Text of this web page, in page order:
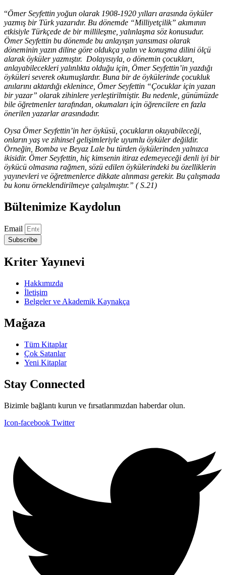
“Ömer Seyfettin yoğun olarak 1908-1920 yılları arasında öyküler
yazmış bir Türk yazarıdır. Bu dönemde “Milliyetçilik” akımının
etkisiyle Türkçede de bir millileşme, yalınlaşma söz konusudur.
Ömer Seyfettin bu dönemde bu anlayışın yansıması olarak
döneminin yazın diline göre oldukça yalın ve konuşma dilini ölçü
alarak öyküler yazmıştır. Dolayısıyla, o dönemin çocukları,
anlayabilecekleri yalınlıkta olduğu için, Ömer Seyfettin’in yazdığı
öyküleri severek okumuşlardır. Buna bir de öykülerinde çocukluk
anılarını aktardığı eklenince, Ömer Seyfettin “Çocuklar için yazan
bir yazar” olarak zihinlere yerleştirilmiştir. Bu nedenle, günümüzde
bile öğretmenler tarafından, okumaları için öğrencilere en fazla
önerilen yazarlar arasındadır.
Oysa Ömer Seyfettin’in her öyküsü, çocukların okuyabileceği,
onların yaş ve zihinsel gelişimleriyle uyumlu öyküler değildir.
Örneğin, Bomba ve Beyaz Lale bu türden öykülerinden yalnızca
ikisidir. Ömer Seyfettin, hiç kimsenin itiraz edemeyeceği denli iyi bir
öykücü olmasına rağmen, sözü edilen öykülerindeki bu özelliklerin
yayınevleri ve öğretmenlerce dikkate alınması gerekir. Bu çalışmada
bu konu örneklendirilmeye çalışılmıştır.” ( S.21)
Bültenimize Kaydolun
Email
Subscribe
Kriter Yayınevi
Hakkımızda
İletişim
Belgeler ve Akademik Kaynakça
Mağaza
Tüm Kitaplar
Çok Satanlar
Yeni Kitaplar
Stay Connected
Bizimle bağlantı kurun ve fırsatlarımızdan haberdar olun.
Icon-facebook Twitter